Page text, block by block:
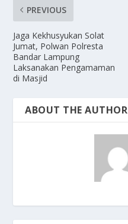
PREVIOUS
Jaga Kekhusyukan Solat
Jumat, Polwan Polresta
Bandar Lampung
Laksanakan Pengamaman
di Masjid
ABOUT THE AUTHOR